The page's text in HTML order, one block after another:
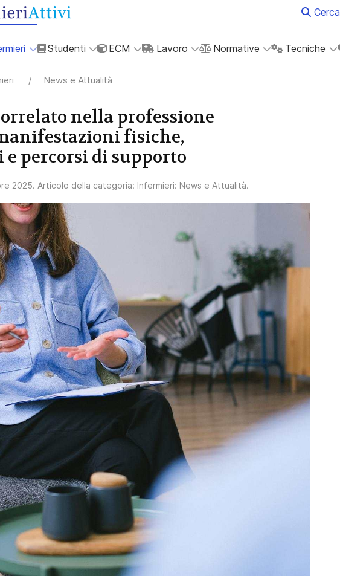
Cerca
Studenti ECM Lavoro Normative Tecniche
News e Attualità
nella professione
fisiche,
percorsi di supporto
2025. Articolo della categoria: Infermieri: News e Attualità.